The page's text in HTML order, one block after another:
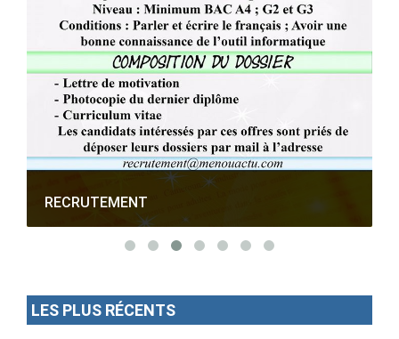
RECRUTEMENT
LES PLUS RÉCENTS